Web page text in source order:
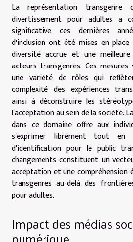
La représentation transgenre
divertissement pour adultes a
significative ces dernières
d'inclusion ont été mises en
diversité accrue et une meilleure
acteurs transgenres. Ces
une variété de rôles qui
complexité des expériences
ainsi à déconstruire les
l'acceptation au sein de la société.
dans ce domaine offre aux
s'exprimer librement tout en
d'identification pour le public
changements constituent un
acceptation et une compréhension
transgenres au-delà des
pour adultes.
Impact des médias